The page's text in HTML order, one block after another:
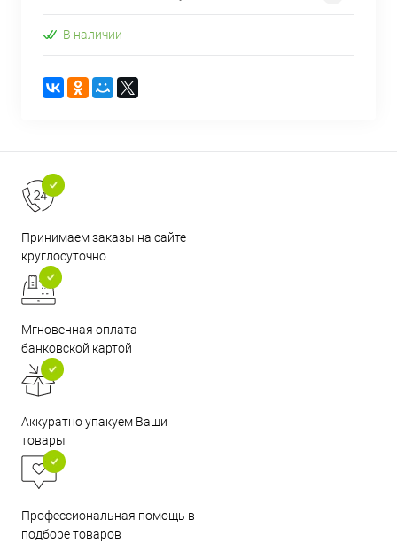
В наличии
Принимаем заказы на сайте
круглосуточно
Мгновенная оплата
банковской картой
Аккуратно упакуем Ваши
товары
Профессиональная помощь в
подборе товаров